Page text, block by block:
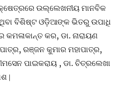
ଉଲ୍ଲେଖନୀୟ ମାନବିକ
ବିଶିଷ୍ଟ ଓଡ଼ିଆଙ୍କ ଭିତରୁ ଉପାଧି
କର, ଡା. ନାରାୟଣ
ରଞ୍ଜନ କୁମାର ମହାପାତ୍ର,
ପାଇକରାୟ , ଡା. ଚିତ୍ରଲେଖା
∣